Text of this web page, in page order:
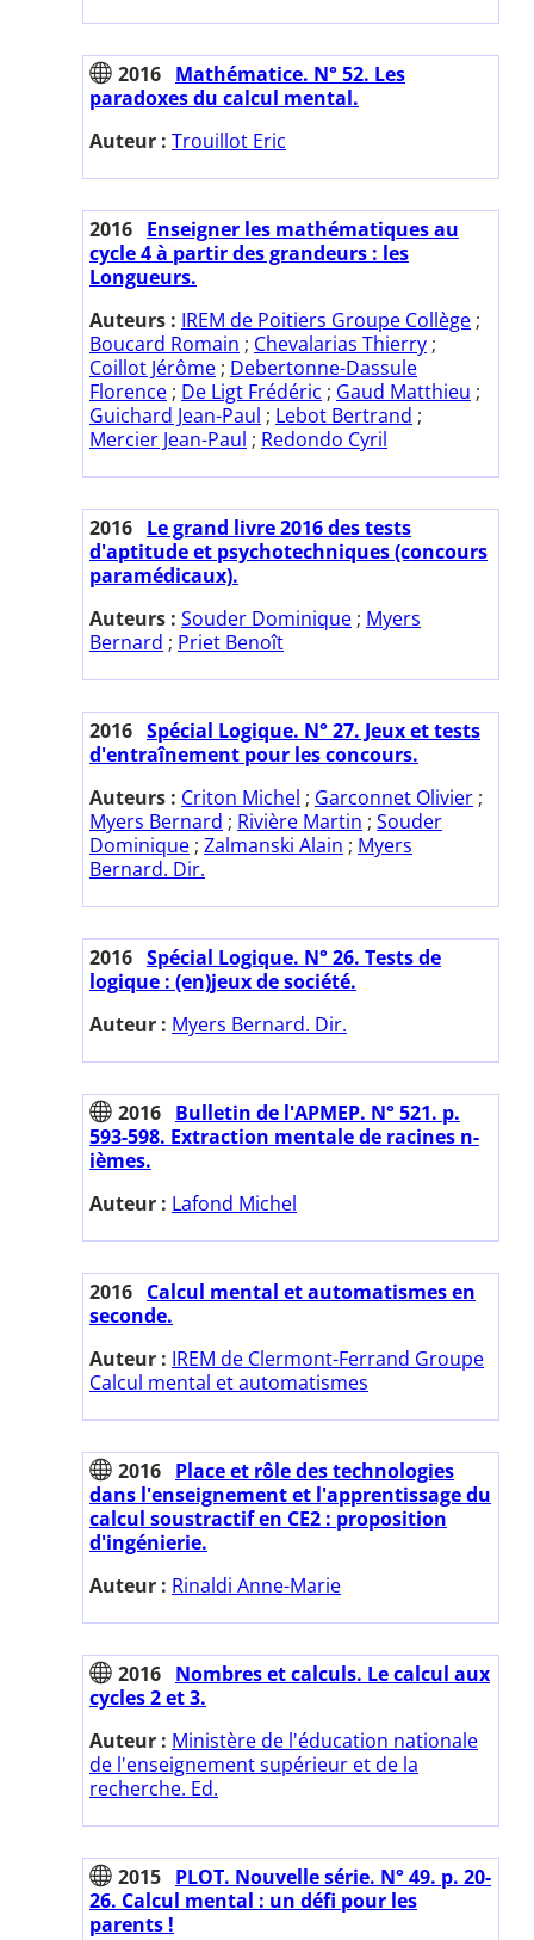
2016 Mathématice. N° 52. Les
paradoxes du calcul mental.
Auteur : Trouillot Eric
2016 Enseigner les mathématiques au
cycle 4 à partir des grandeurs : les
Longueurs.
Auteurs : IREM de Poitiers Groupe Collège ;
Boucard Romain ; Chevalarias Thierry ;
Coillot Jérôme ; Debertonne-Dassule
Florence ; De Ligt Frédéric ; Gaud Matthieu ;
Guichard Jean-Paul ; Lebot Bertrand ;
Mercier Jean-Paul ; Redondo Cyril
2016 Le grand livre 2016 des tests
d'aptitude et psychotechniques (concours
paramédicaux).
Auteurs : Souder Dominique ; Myers
Bernard ; Priet Benoît
2016 Spécial Logique. N° 27. Jeux et tests
d'entraînement pour les concours.
Auteurs : Criton Michel ; Garconnet Olivier ;
Myers Bernard ; Rivière Martin ; Souder
Dominique ; Zalmanski Alain ; Myers
Bernard. Dir.
2016 Spécial Logique. N° 26. Tests de
logique : (en)jeux de société.
Auteur : Myers Bernard. Dir.
2016 Bulletin de l'APMEP. N° 521. p.
593-598. Extraction mentale de racines n-
ièmes.
Auteur : Lafond Michel
2016 Calcul mental et automatismes en
seconde.
Auteur : IREM de Clermont-Ferrand Groupe
Calcul mental et automatismes
2016 Place et rôle des technologies
dans l'enseignement et l'apprentissage du
calcul soustractif en CE2 : proposition
d'ingénierie.
Auteur : Rinaldi Anne-Marie
2016 Nombres et calculs. Le calcul aux
cycles 2 et 3.
Auteur : Ministère de l'éducation nationale
de l'enseignement supérieur et de la
recherche. Ed.
2015 PLOT. Nouvelle série. N° 49. p. 20-
26. Calcul mental : un défi pour les
parents !